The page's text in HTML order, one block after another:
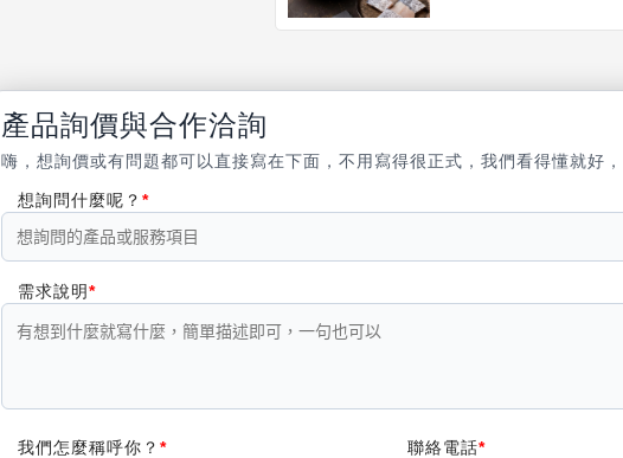
產品詢價與合作洽詢
嗨，想詢價或有問題都可以直接寫在下面，不用寫得很正式，我們看得懂就好
想詢問什麼呢？
需求說明
我們怎麼稱呼你？ 聯絡電話